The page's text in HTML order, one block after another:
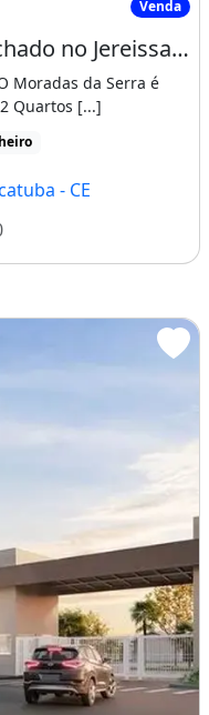
Venda
Casas em Condominio Fechado no Jereissate 3, Entrada Facilitada em Ate 60X, Aproveite!
Moradas da Serra é
Quartos [...]
- CE